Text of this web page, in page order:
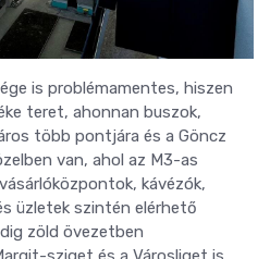
is problémamentes, hiszen
teret, ahonnan buszok,
több pontjára és a Göncz
van, ahol az M3-as
kávézók,
üzletek szintén elérhető
zöld övezetben